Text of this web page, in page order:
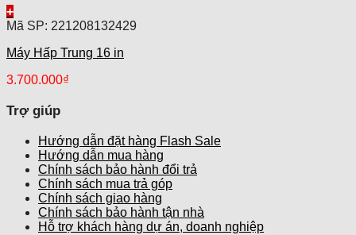
+
Mã SP: 221208132429
Máy Hấp Trung 16 in
3.700.000₫
Trợ giúp
Hướng dẫn đặt hàng Flash Sale
Hướng dẫn mua hàng
Chính sách bảo hành đổi trả
Chính sách mua trả góp
Chính sách giao hàng
Chính sách bảo hành tận nhà
Hỗ trợ khách hàng dự án, doanh nghiệp